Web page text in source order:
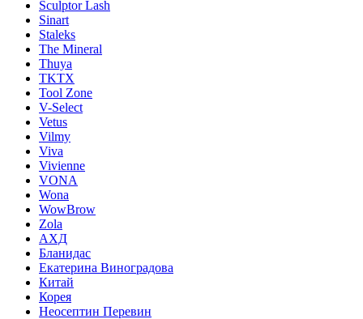
Sculptor Lash
Sinart
Staleks
The Mineral
Thuya
TKTX
Tool Zone
V-Select
Vetus
Vilmy
Viva
Vivienne
VONA
Wona
WowBrow
Zola
АХД
Бланидас
Екатерина Виноградова
Китай
Корея
Неосептин Перевин